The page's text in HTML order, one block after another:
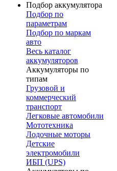
Подбор аккумулятора
Подбор по
параметрам
Подбор по маркам
авто
Весь каталог
аккумуляторов
Аккумуляторы по
типам
Грузовой и
коммерческий
транспорт
Легковые автомобили
Мототехника
Лодочные моторы
Детские
электромобили
ИБП (UPS)